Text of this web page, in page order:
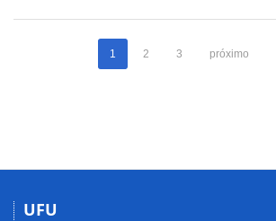
1 2 3 próximo
UFU